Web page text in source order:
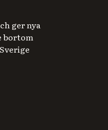
ger nya
bortom